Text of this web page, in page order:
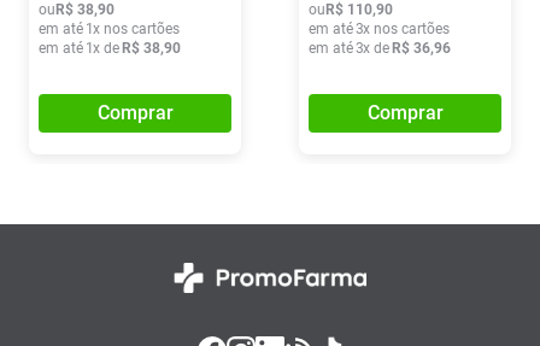
ou R$ 38,90
em até 1x nos cartões
em até 1x de R$ 38,90
Comprar
ou R$ 110,90
em até3x nos cartões
em até3x de R$ 36,96
Comprar